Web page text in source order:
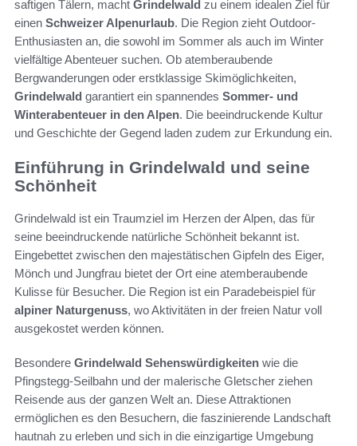
saftigen Tälern, macht Grindelwald zu einem idealen Ziel für
einen Schweizer Alpenurlaub. Die Region zieht Outdoor-
Enthusiasten an, die sowohl im Sommer als auch im Winter
vielfältige Abenteuer suchen. Ob atemberaubende
Bergwanderungen oder erstklassige Skimöglichkeiten,
Grindelwald garantiert ein spannendes Sommer- und
Winterabenteuer in den Alpen. Die beeindruckende Kultur
und Geschichte der Gegend laden zudem zur Erkundung ein.
Einführung in Grindelwald und seine
Schönheit
Grindelwald ist ein Traumziel im Herzen der Alpen, das für
seine beeindruckende natürliche Schönheit bekannt ist.
Eingebettet zwischen den majestätischen Gipfeln des Eiger,
Mönch und Jungfrau bietet der Ort eine atemberaubende
Kulisse für Besucher. Die Region ist ein Paradebeispiel für
alpiner Naturgenuss, wo Aktivitäten in der freien Natur voll
ausgekostet werden können.
Besondere Grindelwald Sehenswürdigkeiten wie die
Pfingstegg-Seilbahn und der malerische Gletscher ziehen
Reisende aus der ganzen Welt an. Diese Attraktionen
ermöglichen es den Besuchern, die faszinierende Landschaft
hautnah zu erleben und sich in die einzigartige Umgebung